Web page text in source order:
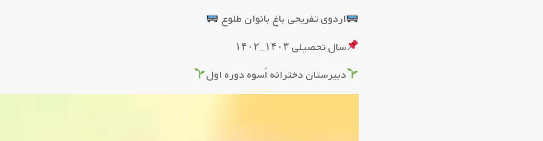
اردوی تفریحی باغ بانوان طلوع
سال تحصیلی ۱۴۰۳_۱۴۰۲
دبیرستان دخترانه اُسوه دوره اول